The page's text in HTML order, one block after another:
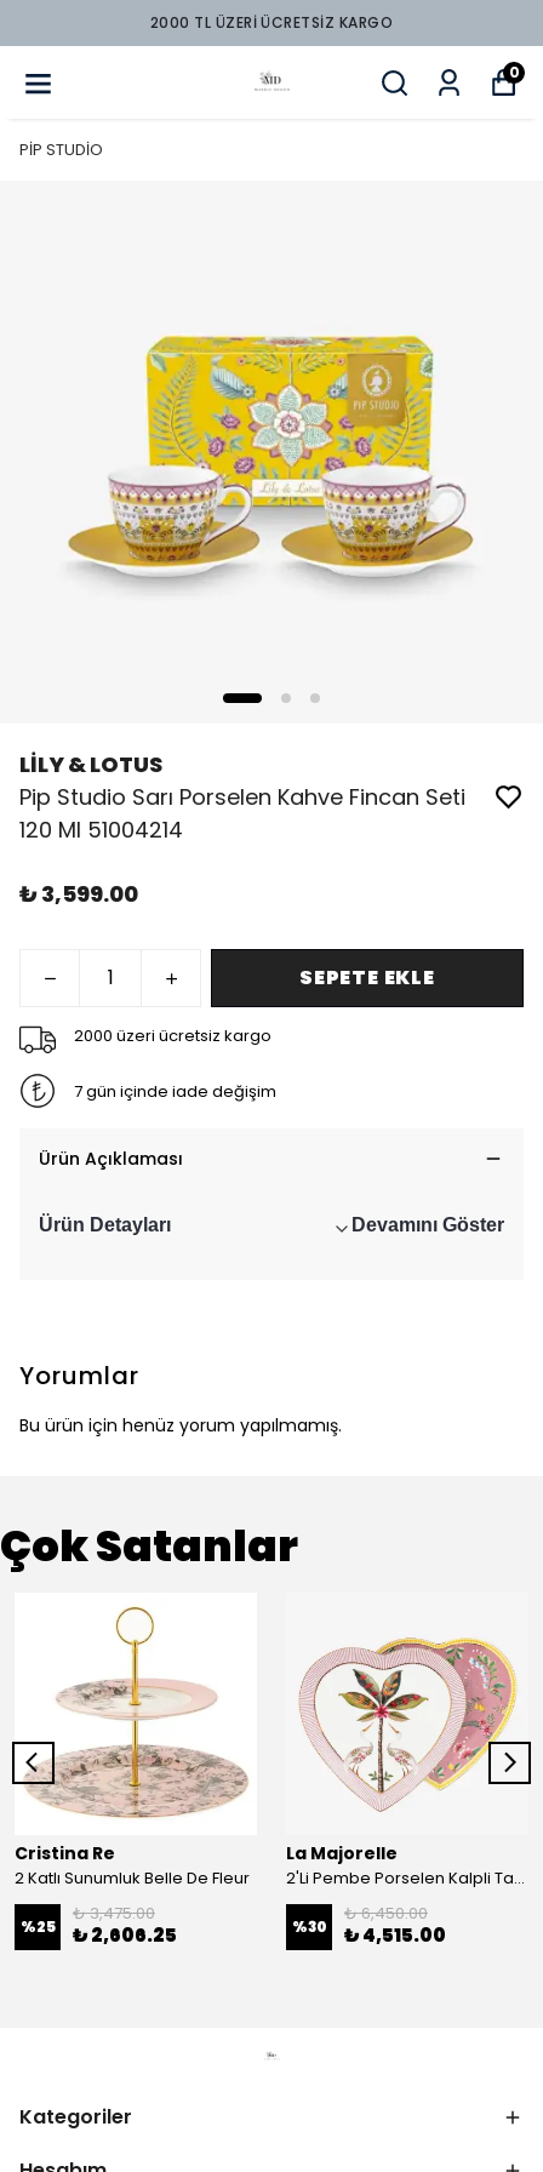
2000 TL ÜZERİ ÜCRETSİZ KARGO
0
PİP STUDİO
LİLY & LOTUS
Pip Studio Sarı Porselen Kahve Fincan Seti
120 Ml 51004214
₺ 3,599.00
SEPETE EKLE
2000 üzeri ücretsiz kargo
7 gün içinde iade değişim
Ürün Açıklaması
Ürün Detayları Devamını Göster
Yorumlar
Bu ürün için henüz yorum yapılmamış.
Çok Satanlar
Cristina Re
2 Katlı Sunumluk Belle De Fleur
%25
₺ 3,475.00
₺ 2,606.25
La Majorelle
2'Li Pembe Porselen Kalpli Tabak 21,5 Cm La Majorelle
%30
₺ 6,450.00
₺ 4,515.00
Kategoriler